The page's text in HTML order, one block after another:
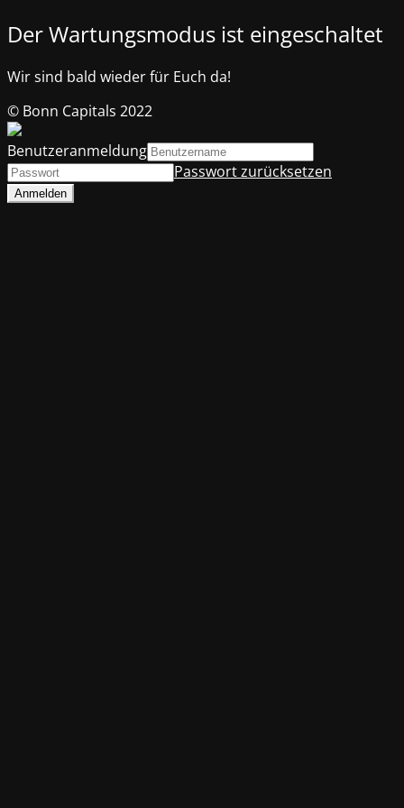
Der Wartungsmodus ist eingeschaltet
Wir sind bald wieder für Euch da!
© Bonn Capitals 2022
Benutzeranmeldung
Passwort zurücksetzen